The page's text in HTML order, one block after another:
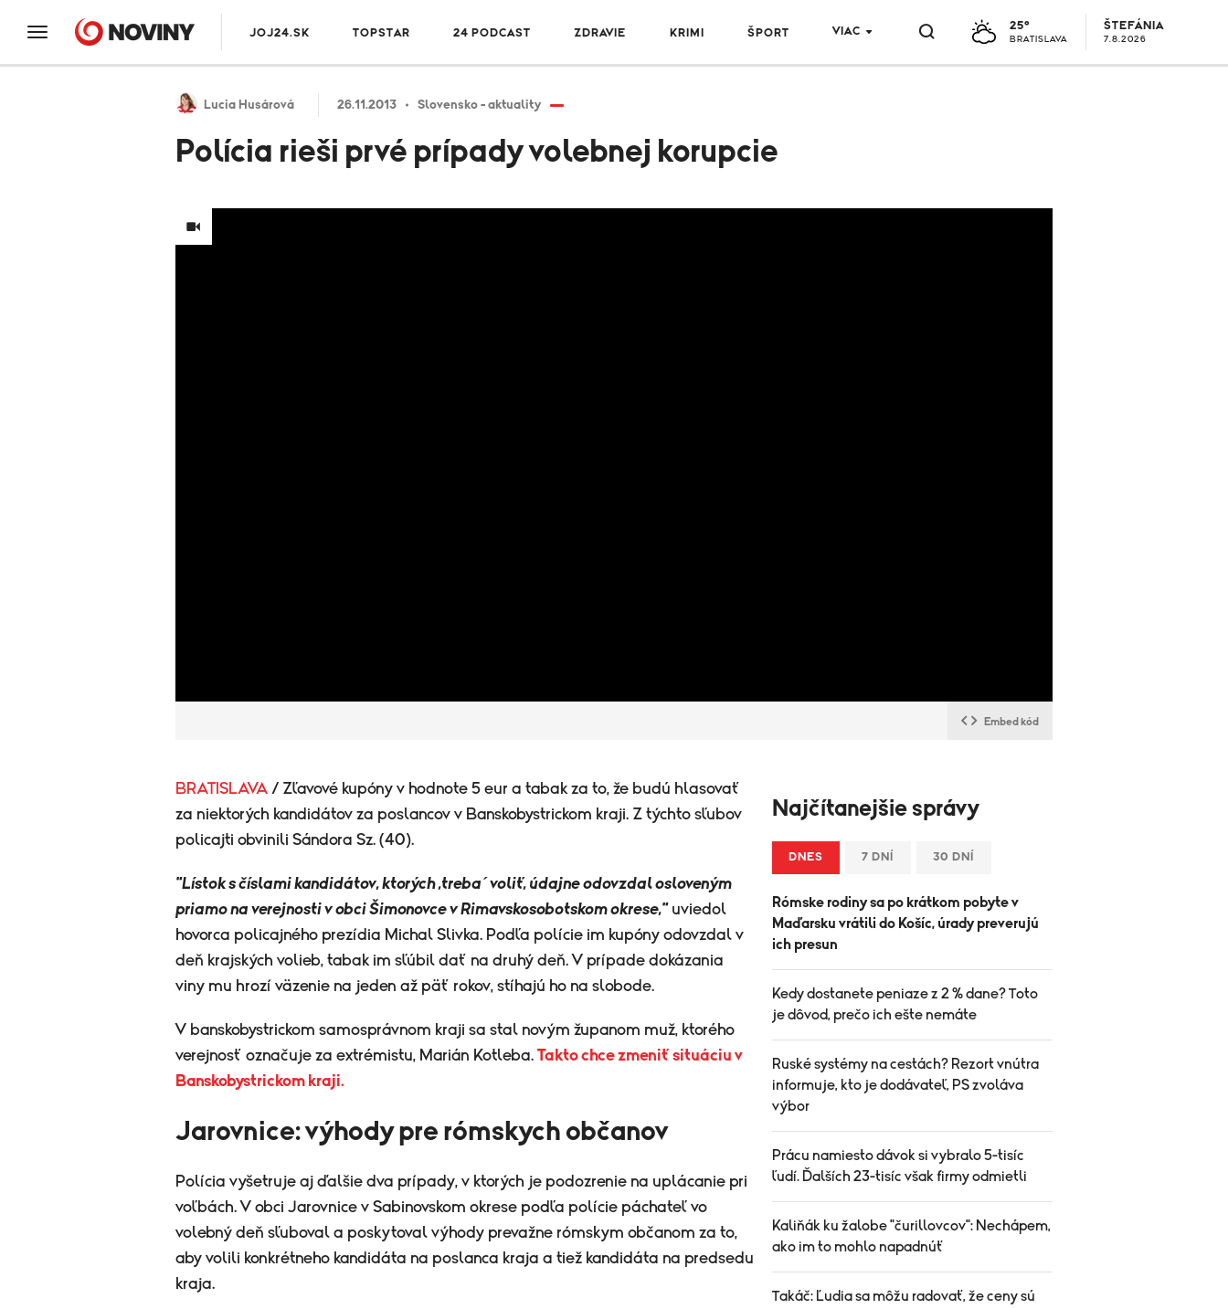
JOJ24.SK TOPSTAR 24 PODCAST ZDRAVIE KRIMI ŠPORT VIAC 25°
BRATISLAVA
ŠTEFÁNIA
7.8.2026
Lucia Husárová 26.11.2013 Slovensko - aktuality
Polícia rieši prvé prípady volebnej korupcie
Embed kód
BRATISLAVA / Zľavové kupóny v hodnote 5 eur a tabak za to, že budú hlasovať
za niektorých kandidátov za poslancov v Banskobystrickom kraji. Z týchto sľubov
policajti obvinili Sándora Sz. (40).
"Lístok s číslami kandidátov, ktorých ,treba´ voliť, údajne odovzdal osloveným
priamo na verejnosti v obci Šimonovce v Rimavskosobotskom okrese,"uviedol
hovorca policajného prezídia Michal Slivka. Podľa polície im kupóny odovzdal v
deň krajských volieb, tabak im sľúbil dať na druhý deň. V prípade dokázania
viny mu hrozí väzenie na jeden až päť rokov, stíhajú ho na slobode.
V banskobystrickom samosprávnom kraji sa stal novým županom muž, ktorého
verejnosť označuje za extrémistu, Marián Kotleba. Takto chce zmeniť situáciu v
Banskobystrickom kraji.
Jarovnice: výhody pre rómskych občanov
Polícia vyšetruje aj ďalšie dva prípady, v ktorých je podozrenie na uplácanie pri
voľbách. V obci Jarovnice v Sabinovskom okrese podľa polície páchateľ vo
volebný deň sľuboval a poskytoval výhody prevažne rómskym občanom za to,
aby volili konkrétneho kandidáta na poslanca kraja a tiež kandidáta na predsedu
kraja.
Najčítanejšie správy
DNES 7 DNÍ 30 DNÍ
Rómske rodiny sa po krátkom pobyte v
Maďarsku vrátili do Košíc, úrady preverujú
ich presun
Kedy dostanete peniaze z 2 % dane? Toto
je dôvod, prečo ich ešte nemáte
Ruské systémy na cestách? Rezort vnútra
informuje, kto je dodávateľ, PS zvoláva
výbor
Prácu namiesto dávok si vybralo 5-tisíc
ľudí. Ďalších 23-tisíc však firmy odmietli
Kaliňák ku žalobe "čurillovcov": Nechápem,
ako im to mohlo napadnúť
Takáč: Ľudia sa môžu radovať, že ceny sú